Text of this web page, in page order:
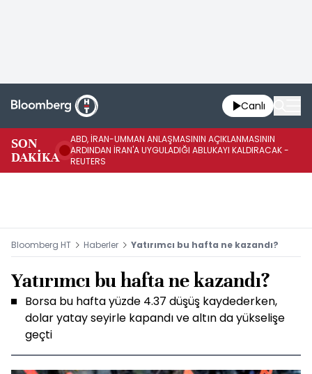
Canlı
SON
DAKİKA
ABD, İRAN-UMMAN ANLAŞMASININ AÇIKLANMASININ
ARDINDAN İRAN'A UYGULADIĞI ABLUKAYI KALDIRACAK -
REUTERS
Bloomberg HT Haberler Yatırımcı bu hafta ne kazandı?
Yatırımcı bu hafta ne kazandı?
Borsa bu hafta yüzde 4.37 düşüş kaydederken,
dolar yatay seyirle kapandı ve altın da yükselişe
geçti